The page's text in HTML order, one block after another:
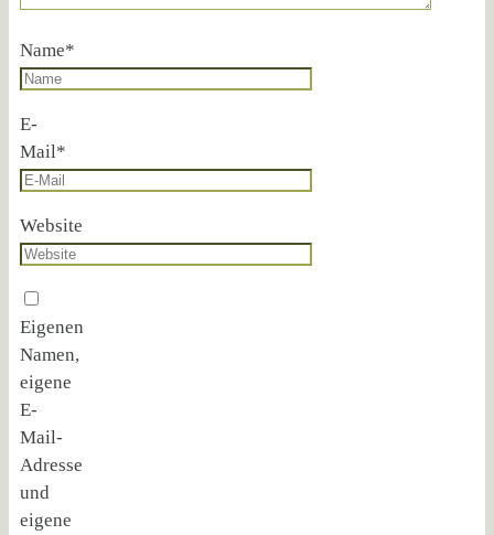
Name*
E-
Mail*
Website
Eigenen
Namen,
eigene
E-
Mail-
Adresse
und
eigene